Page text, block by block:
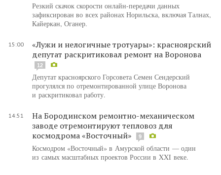
Резкий скачок скорости онлайн-передачи данных
зафиксирован во всех районах Норильска, включая Талнах,
Кайеркан, Оганер.
15:00
«Лужи и нелогичные тротуары»: красноярский
депутат раскритиковал ремонт на Воронова
12
Депутат красноярского Горсовета Семен Сендерский
прогулялся по отремонтированной улице Воронова
и раскритиковал работу.
14:51
На Бородинском ремонтно-механическом
заводе отремонтируют тепловоз для
космодрома «Восточный»
9
Космодром «Восточный» в Амурской области — один
из самых масштабных проектов России в XXI веке.